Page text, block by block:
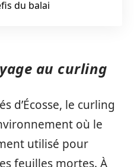
du balai
au curling
d’Écosse, le curling
où le
utilisé pour
feuilles mortes. À